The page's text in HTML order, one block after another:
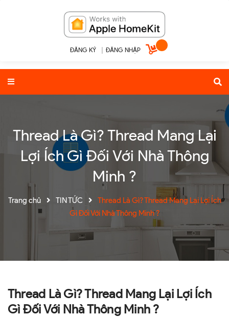
ĐĂNG KÝ ĐĂNG NHẬP
Thread Là Gì? Thread Mang Lại
Lợi Ích Gì Đối Với Nhà Thông
Minh ?
Trang chủ TIN TỨC
Thread Là Gì? Thread Mang Lại Lợi Ích
Gì Đối Với Nhà Thông Minh ?
Thread Là Gì? Thread Mang Lại Lợi Ích
Gì Đối Với Nhà Thông Minh ?